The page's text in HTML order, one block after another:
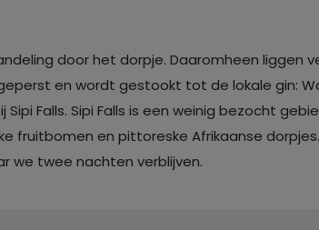
door het dorpje. Daaromheen liggen
en wordt gestookt tot de lokale gin:
Sipi Falls. Sipi Falls is een weinig bezocht
fruitbomen en pittoreske Afrikaanse
we twee nachten verblijven.